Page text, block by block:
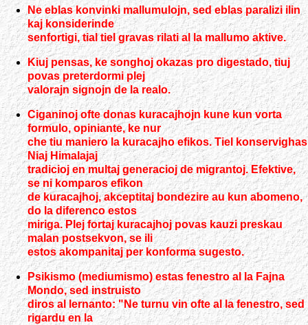
Ne eblas konvinki mallumulojn, sed eblas paralizi ilin
kaj konsiderinde
senfortigi, tial tiel gravas rilati al la mallumo aktive.
Kiuj pensas, ke songhoj okazas pro digestado, tiuj
povas preterdormi plej
valorajn signojn de la realo.
Ciganinoj ofte donas kuracajhojn kune kun vorta
formulo, opiniante, ke nur
che tiu maniero la kuracajho efikos. Tiel konservighas
Niaj Himalajaj
tradicioj en multaj generacioj de migrantoj. Efektive,
se ni komparos efikon
de kuracajhoj, akceptitaj bondezire au kun abomeno,
do la diferenco estos
miriga. Plej fortaj kuracajhoj povas kauzi preskau
malan postsekvon, se ili
estos akompanitaj per konforma sugesto.
Psikismo (mediumismo) estas fenestro al la Fajna
Mondo, sed instruisto
diros al lernanto: "Ne turnu vin ofte al la fenestro, sed
rigardu en la